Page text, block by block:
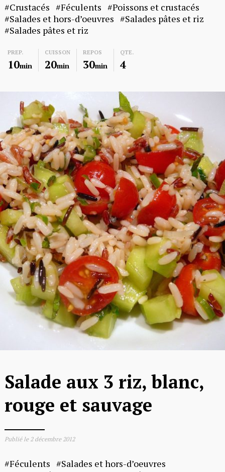
Crustacés Féculents
Poissons et crustacés
Salades et hors-d’oeuvres
Salades pâtes et riz
Salades pâtes et riz
PREP.
10min
CUISSON
20min
REPOS
30min
QTE.
4
Salade aux 3 riz, blanc,
rouge et sauvage
Publié le 2 décembre 2012
Féculents
Salades et hors-d’oeuvres